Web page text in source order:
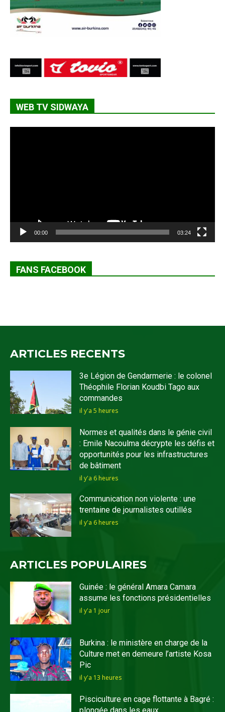
WEB TV SIDWAYA
00:00 03:24
FANS FACEBOOK
ARTICLES RECENTS
3e Légion de Gendarmerie : le colonel
Théophile Florian Koudbi Tago aux
commandes
il y'a 5 heures
Normes et qualités dans le génie civil
: Emile Nacoulma décrypte les défis et
opportunités pour les infrastructures
de bâtiment
il y'a 6 heures
Communication non violente : une
trentaine de journalistes outillés
il y'a 6 heures
ARTICLES POPULAIRES
Guinée : le général Amara Camara
assume les fonctions présidentielles
il y'a 1 jour
Burkina : le ministère en charge de la
Culture met en demeure l’artiste Kosa
Pic
il y'a 13 heures
Pisciculture en cage flottante à Bagré :